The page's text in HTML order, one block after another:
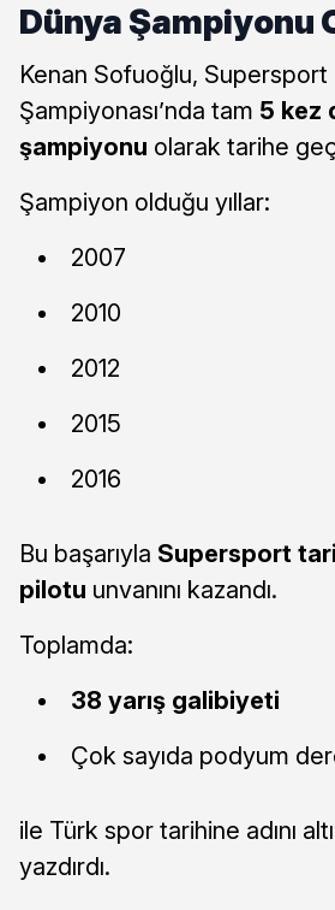
Dünya Şampiyonu
Kenan Sofuoğlu, Supersport
Şampiyonası’nda tam 5 kez
şampiyonu olarak tarihe
Şampiyon olduğu yıllar:
2007
2010
2012
2015
2016
Bu başarıyla Supersport
pilotu unvanını kazandı.
Toplamda:
38 yarış galibiyeti
Çok sayıda podyum
ile Türk spor tarihine adını
yazdırdı.